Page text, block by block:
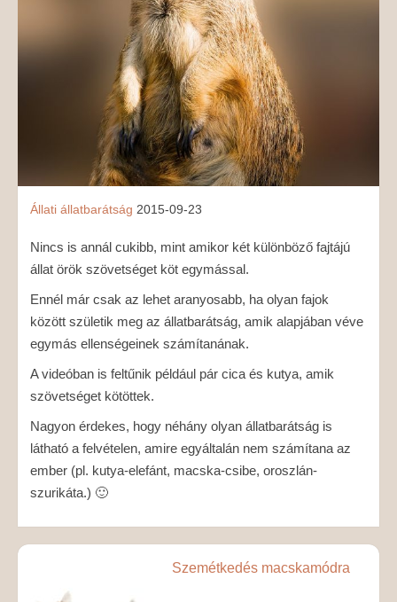
Állati állatbarátság 2015-09-23
Nincs is annál cukibb, mint amikor két különböző fajtájú
állat örök szövetséget köt egymással.
Ennél már csak az lehet aranyosabb, ha olyan fajok
között születik meg az állatbarátság, amik alapjában véve
egymás ellenségeinek számítanának.
A videóban is feltűnik például pár cica és kutya, amik
szövetséget kötöttek.
Nagyon érdekes, hogy néhány olyan állatbarátság is
látható a felvételen, amire egyáltalán nem számítana az
ember (pl. kutya-elefánt, macska-csibe, oroszlán-
szurikáta.) 🙂
Szemétkedés macskamódra